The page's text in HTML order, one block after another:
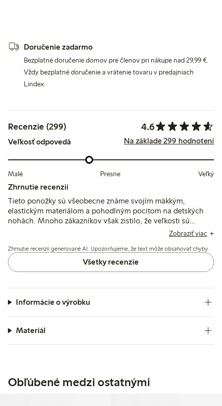
Doručenie zadarmo
Bezplatné doručenie domov pre členov pri nákupe nad 29,99 €.
Vždy bezplatné doručenie a vrátenie tovaru v predajniach
Lindex.
Recenzie (299) 4.6
Veľkosť odpovedá Na základe 299 hodnotení
Malé Presne Veľký
Zhrnutie recenzií
Tieto ponožky sú všeobecne známe svojím mäkkým,
elastickým materiálom a pohodlným pocitom na detských
nohách. Mnoho zákazníkov však zistilo, že veľkosti sú
menšie a ponožky majú tendenciu ľahko sa zliezať, pričom
nejednotného strihu medzi veľkosťami.
Zobraziť viac
Zhrnutie recenzií generované AI. Upozorňujeme, že text môže obsahovať chyby.
Všetky recenzie
Informácie o výrobku
Materiál
Obľúbené medzi ostatnými